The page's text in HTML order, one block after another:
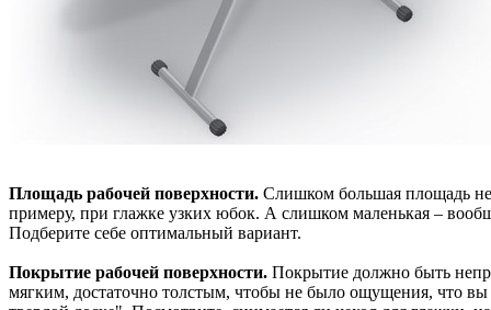
Площадь рабочей поверхности. Слишком большая площадь
примеру, при глажке узких юбок. А слишком маленькая –
Подберите себе оптимальный вариант.
Покрытие рабочей поверхности. Покрытие должно быть
мягким, достаточно толстым, чтобы не было ощущения, что вы